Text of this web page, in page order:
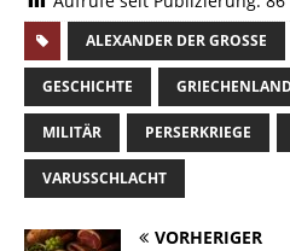
ALEXANDER DER GROSSE
GESCHICHTE
MILITÄR PERSERKRIEGE
VARUSSCHLACHT
VORHERIGER